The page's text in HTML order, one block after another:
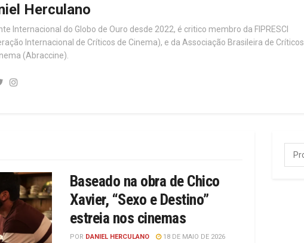
Herculano
Internacional do Globo de Ouro desde 2022, é critico membro da FIPRESCI
Internacional de Críticos de Cinema), e da Associação Brasileira de Críticos
(Abraccine).
Baseado na obra de Chico
Xavier, “Sexo e Destino”
estreia nos cinemas
POR DANIEL HERCULANO
18 DE MAIO DE 2026